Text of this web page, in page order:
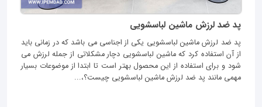
پد ضد لرزش ماشین لباسشویی
پد ضد لرزش ماشین لباسشویی یکی از اجناسی می باشد که در زمانی باید
از آن استفاده کرد که ماشین لباسشویی دچار مشکلاتی از جمله لرزش می
شود و برای استفاده از این محصول بهتر است تا ابتدا از موضوعات بسیار
مهمی مانند پد ضد لرزش ماشین لباسشویی چیست؟،...